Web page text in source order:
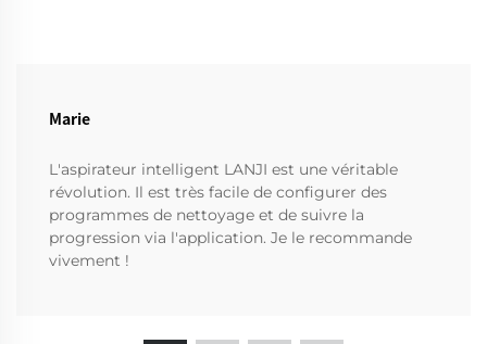
Marie
L'aspirateur intelligent LANJI est une véritable
révolution. Il est très facile de configurer des
programmes de nettoyage et de suivre la
progression via l'application. Je le recommande
vivement !